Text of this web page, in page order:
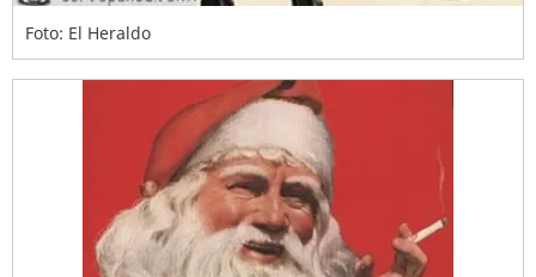
Foto: El Heraldo